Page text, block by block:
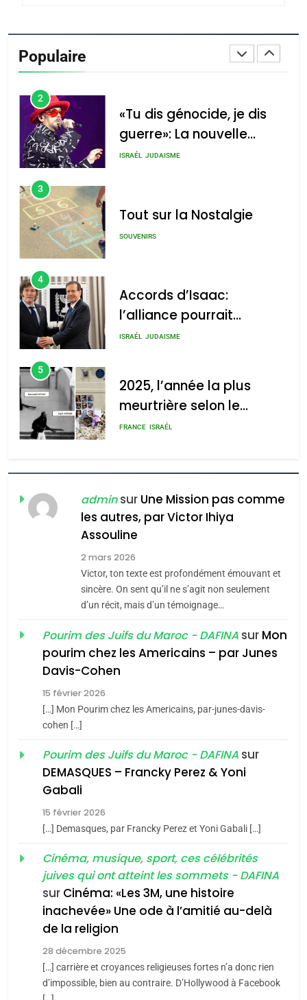
Populaire
2
«Tu dis génocide, je dis
guerre»: La nouvelle
chanson de Boy George
ISRAÉL JUDAISME
3
Tout sur la Nostalgie
SOUVENIRS
4
Accords d’Isaac:
l’alliance pourrait
s’étendre à 13 pays
ISRAÉL JUDAISME
5
2025, l’année la plus
meurtrière selon le
rapport d’ADL contre
FRANCE ISRAÉL
FIÈRE, DIGNE ET RÉSILIENTE :
POURQUOI JE REVENDIQUE
MA JUDAÏTE par Thérèse
Zrihen-Dvir
ISRAÉL JUDAISME
CE QUI NOUS MANQUE –
Jacques Hadida
JUDAISME
Maroc : Les amandes de
Tafraout, le miel de Tadla
du terroir
Oeil ravageur – Vanessa
De Loya Stauber
«Tu dis génocide, je dis
guerre»: La nouvelle
chanson de Boy George
ISRAÉL JUDAISME
adminsur Une Mission pas comme
les autres, par Victor Ihiya
Assouline
2 mars 2026
Victor, ton texte est profondément émouvant et
sincère. On sent qu’il ne s’agit non seulement
d’un récit, mais d’un témoignage…
Pourim des Juifs du Maroc - DAFINA sur Mon
pourim chez les Americains – par Junes
Davis-Cohen
15 février 2026
[…] Mon Pourim chez les Americains, par-junes-davis-
cohen […]
Pourim des Juifs du Maroc - DAFINA sur
DEMASQUES – Francky Perez & Yoni
Gabali
15 février 2026
[…] Demasques, par Francky Perez et Yoni Gabali […]
Cinéma, musique, sport, ces célébrités
juives qui ont atteint les sommets - DAFINA
sur Cinéma: «Les 3M, une histoire
inachevée» Une ode à l’amitié au-delà
de la religion
28 décembre 2025
[…] carrière et croyances religieuses fortes n’a donc rien
d’impossible, bien au contraire. D’Hollywood à Facebook
meurtrière selon le rapport
l’antisémitisme
FIÈRE, DIGNE ET RÉSILIENTE :
POURQUOI JE REVENDIQUE
MA JUDAÏTE par Thérèse
Zrihen-Dvir
ISRAÉL
CE QUI NOUS MANQUE –